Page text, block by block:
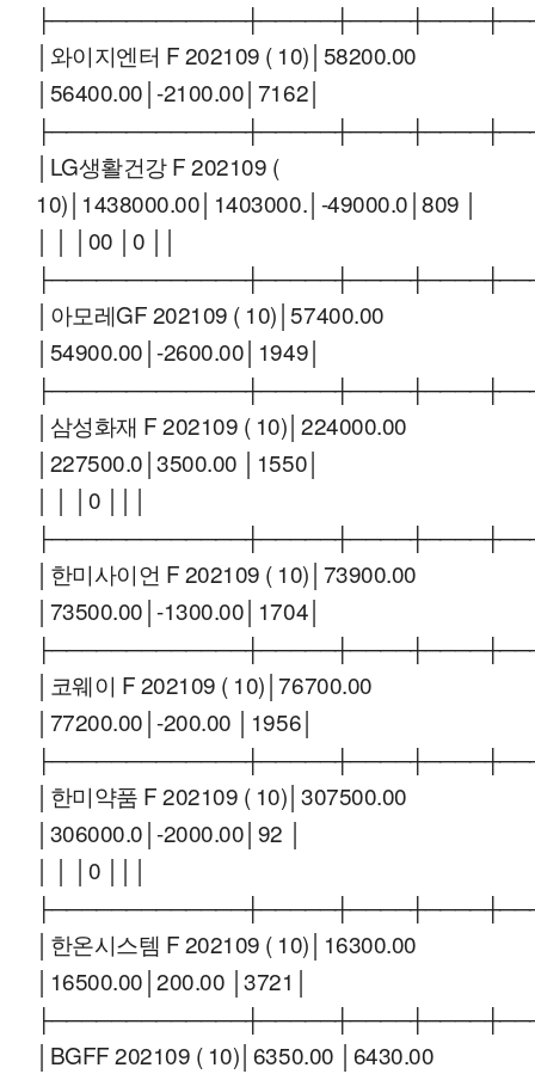
│와이지엔터 F 202109 ( 10)│58200.00
│56400.00│-2100.00│7162│
│LG생활건강 F 202109 (
10)│1438000.00│1403000.│-49000.0│809 │
│ │ │00 │0 ││
│아모레GF 202109 ( 10)│57400.00
│54900.00│-2600.00│1949│
│삼성화재 F 202109 ( 10)│224000.00
│227500.0│3500.00 │1550│
│ │ │0 │││
│한미사이언 F 202109 ( 10)│73900.00
│73500.00│-1300.00│1704│
│코웨이 F 202109 ( 10)│76700.00
│77200.00│-200.00 │1956│
│한미약품 F 202109 ( 10)│307500.00
│306000.0│-2000.00│92 │
│ │ │0 │││
│한온시스템 F 202109 ( 10)│16300.00
│16500.00│200.00 │3721│
│BGFF 202109 ( 10)│6350.00 │6430.00